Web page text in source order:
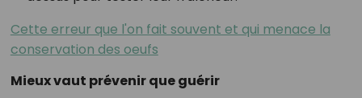
Cette erreur que l'on fait souvent et qui menace la
conservation des oeufs
Mieux vaut prévenir que guérir